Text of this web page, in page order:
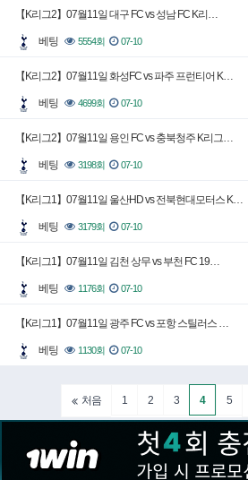
【K리그2】07월11일 대구 FC vs 성남 FC K리…
베팅 5554회 07-10
【K리그2】07월11일 화성FC vs 파주 프런티어 K…
베팅 4699회 07-10
【K리그2】07월11일 용인 FC vs 충북청주 K리그…
베팅 3198회 07-10
【K리그1】07월11일 울산HD vs 전북현대모터스 K…
베팅 3179회 07-10
【K리그1】07월11일 김천 상무 vs 부천 FC 19…
베팅 1176회 07-10
【K리그1】07월11일 광주 FC vs 포항 스틸러스 …
베팅 1130회 07-10
처음 1 2 3 4 5